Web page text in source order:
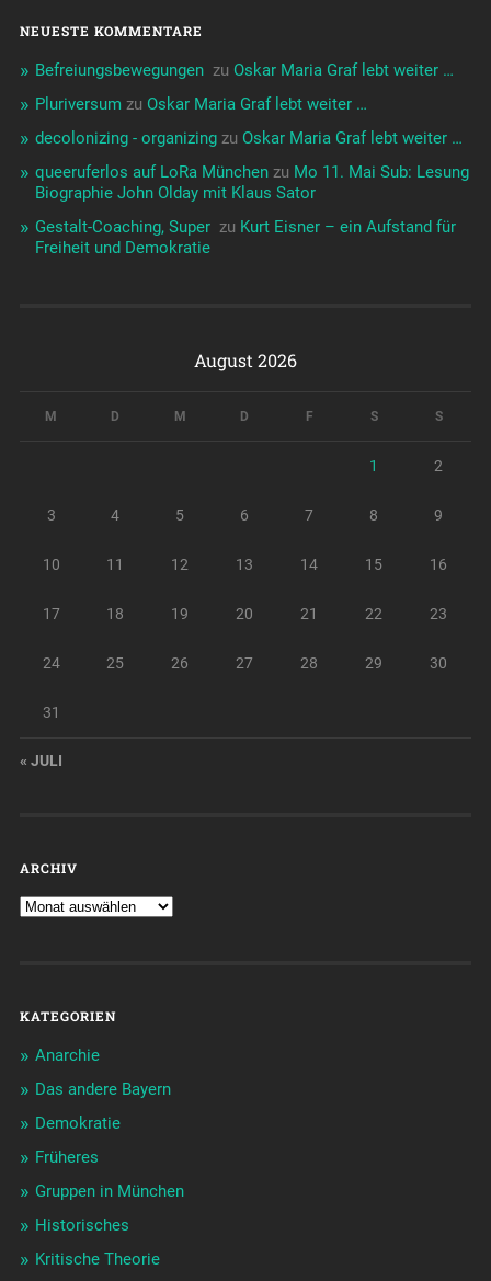
NEUESTE KOMMENTARE
Befreiungsbewegungen ️‍ zu Oskar Maria Graf lebt weiter …
Pluriversum zu Oskar Maria Graf lebt weiter …
decolonizing - organizingzu Oskar Maria Graf lebt weiter …
queeruferlos auf LoRa Münchenzu Mo 11. Mai Sub: Lesung
Biographie John Olday mit Klaus Sator
Gestalt-Coaching, Super ️‍ zu Kurt Eisner – ein Aufstand für
Freiheit und Demokratie
August 2026
M D M D F S S
1 2
3 4 5 6 7 8 9
10 11 12 13 14 15 16
17 18 19 20 21 22 23
24 25 26 27 28 29 30
31
« JULI
ARCHIV
KATEGORIEN
Anarchie
Das andere Bayern
Demokratie
Früheres
Gruppen in München
Historisches
Kritische Theorie